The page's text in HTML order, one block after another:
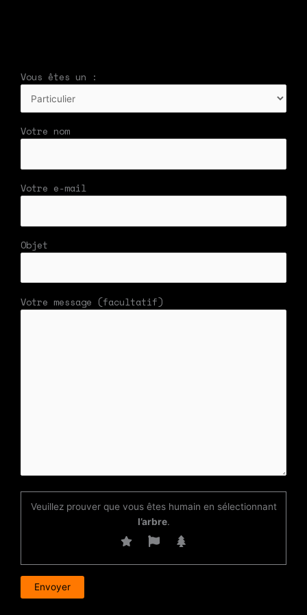
Vous êtes un :
Votre nom
Votre e-mail
Objet
Votre message (facultatif)
Veuillez prouver que vous êtes humain en sélectionnant
l’arbre.